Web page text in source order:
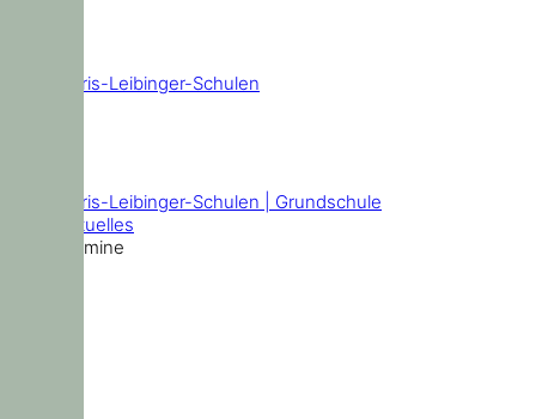
Doris-Leibinger-Schulen
Doris-Leibinger-Schulen | Grundschule
Aktuelles
Termine